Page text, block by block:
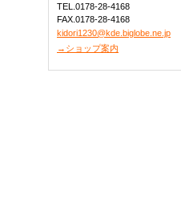
TEL.0178-28-4168
FAX.0178-28-4168
kidori1230@kde.biglobe.ne.jp
→ショップ案内